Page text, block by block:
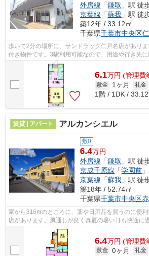
外房線 「鎌取 」駅 徒
京葉線 「蘇我 」駅 徒
築12年 / 33.12㎡
千葉県千葉市中央区
歩いて2分の場所に、サンドラッグ仁戸名店があり
付き物件です。3駅利用可能なので、用途や行き先
ます。「メイ・クレール」のここがイチ...
6.1万円 (管理費
敷金 1ヶ月 礼金
1階 / 1DK / 33.12
賃貸 | アパート アルカンシエル
敷0
6.4万円
外房線 「鎌取 」駅 徒
京成千原線 「学園前
京葉線 「蘇我 」駅 徒
築18年 / 52.74㎡
千葉県千葉市中央区
家から316mのところに、薬や日用品を買うのに便
店があります。風通しが良く真夏の暑い日も快適に
眺望良好なアパートで魅力的です。こだ...
6.4万円 (管理費
敷金 0ヶ月 礼金